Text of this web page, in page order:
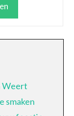
Weert
smaken